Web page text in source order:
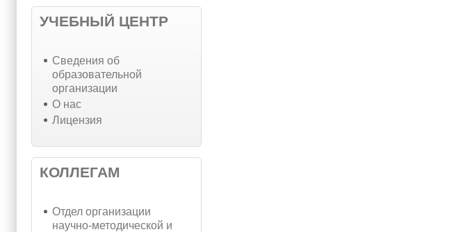
УЧЕБНЫЙ ЦЕНТР
Cведения об
образовательной
организации
О нас
Лицензия
КОЛЛЕГАМ
Отдел организации
научно-методической и